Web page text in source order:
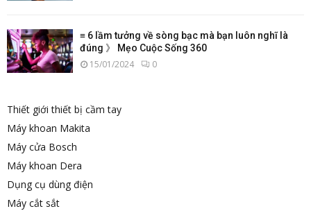
≡ 6 lầm tưởng về sòng bạc mà bạn luôn nghĩ là
đúng 》 Mẹo Cuộc Sống 360
15/01/2024 0
Thiết giới thiết bị cầm tay
Máy khoan Makita
Máy cửa Bosch
Máy khoan Dera
Dụng cụ dùng điện
Máy cắt sắt